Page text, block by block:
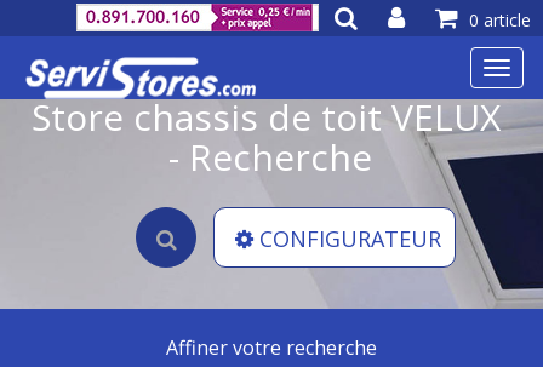
0 article
Store chassis de toit VELUX
- Recherche
CONFIGURATEUR
Affiner votre recherche